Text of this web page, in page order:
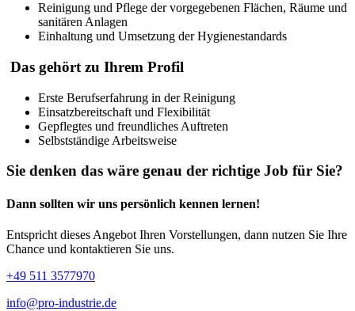
Reinigung und Pflege der vorgegebenen Flächen, Räume und
sanitären Anlagen
Einhaltung und Umsetzung der Hygienestandards
Das gehört zu Ihrem Profil
Erste Berufserfahrung in der Reinigung
Einsatzbereitschaft und Flexibilität
Gepflegtes und freundliches Auftreten
Selbstständige Arbeitsweise
Sie denken das wäre genau der richtige Job für Sie?
Dann sollten wir uns persönlich kennen lernen!
Entspricht dieses Angebot Ihren Vorstellungen, dann nutzen Sie Ihre
Chance und kontaktieren Sie uns.
+49 511 3577970
info@pro-industrie.de